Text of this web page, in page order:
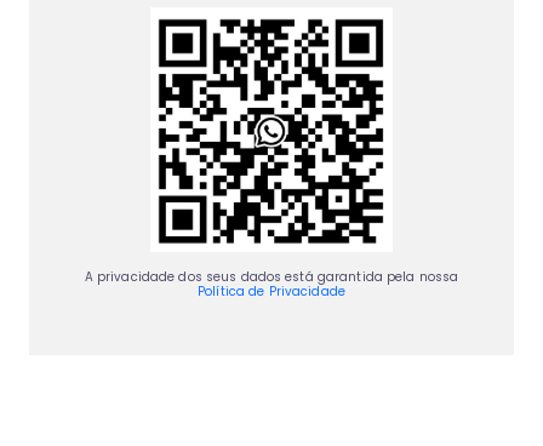
A privacidade dos seus dados está garantida pela nossa
Política de Privacidade